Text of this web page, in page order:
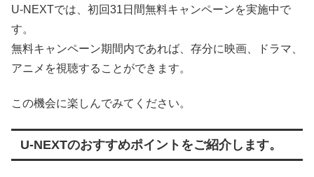
U-NEXTでは、初回31日間無料キャンペーンを実施中で
す。
無料キャンペーン期間内であれば、存分に映画、ドラマ、
アニメを視聴することができます。
この機会に楽しんでみてください。
U-NEXTのおすすめポイントをご紹介します。